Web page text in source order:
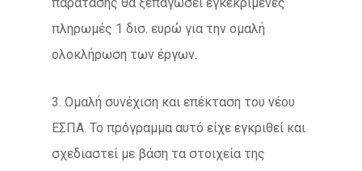
πληρωμές 1 δισ. ευρώ για την ομαλή
ολοκλήρωση των έργων.
3. Ομαλή συνέχιση και επέκταση του νέου
ΕΣΠΑ. Το πρόγραμμα αυτό είχε εγκριθεί και
σχεδιαστεί με βάση τα στοιχεία της